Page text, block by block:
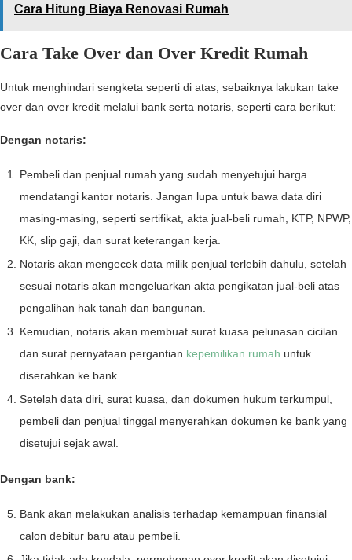
Cara Hitung Biaya Renovasi Rumah
Cara Take Over dan Over Kredit Rumah
Untuk menghindari sengketa seperti di atas, sebaiknya lakukan take
over dan over kredit melalui bank serta notaris, seperti cara berikut:
Dengan notaris:
Pembeli dan penjual rumah yang sudah menyetujui harga
mendatangi kantor notaris. Jangan lupa untuk bawa data diri
masing-masing, seperti sertifikat, akta jual-beli rumah, KTP, NPWP,
KK, slip gaji, dan surat keterangan kerja.
Notaris akan mengecek data milik penjual terlebih dahulu, setelah
sesuai notaris akan mengeluarkan akta pengikatan jual-beli atas
pengalihan hak tanah dan bangunan.
Kemudian, notaris akan membuat surat kuasa pelunasan cicilan
dan surat pernyataan pergantian kepemilikan rumah untuk
diserahkan ke bank.
Setelah data diri, surat kuasa, dan dokumen hukum terkumpul,
pembeli dan penjual tinggal menyerahkan dokumen ke bank yang
disetujui sejak awal.
Dengan bank:
Bank akan melakukan analisis terhadap kemampuan finansial
calon debitur baru atau pembeli.